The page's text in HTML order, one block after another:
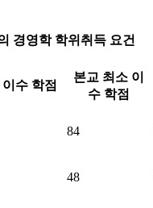
경영학학위취득 요건
이수 학점
본교 최소 이
수 학점
84
48